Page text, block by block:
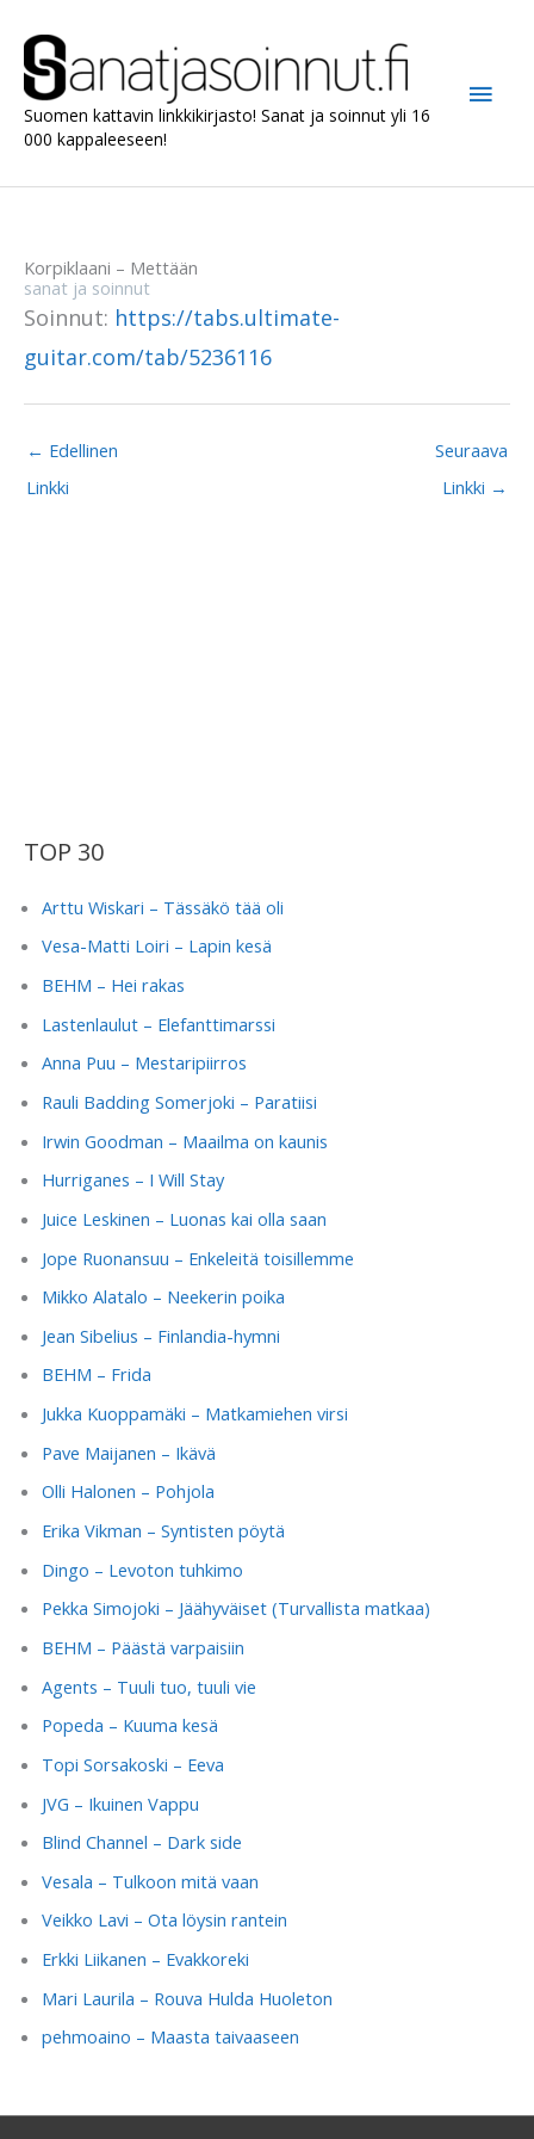
sisältöön
Suomen kattavin linkkikirjasto! Sanat ja soinnut yli 16
000 kappaleeseen!
Korpiklaani – Mettään
sanat ja soinnut
Soinnut: https://tabs.ultimate-
guitar.com/tab/5236116
← Edellinen
Linkki
Seuraava
Linkki →
TOP 30
Arttu Wiskari – Tässäkö tää oli
Vesa-Matti Loiri – Lapin kesä
BEHM – Hei rakas
Lastenlaulut – Elefanttimarssi
Anna Puu – Mestaripiirros
Rauli Badding Somerjoki – Paratiisi
Irwin Goodman – Maailma on kaunis
Hurriganes – I Will Stay
Juice Leskinen – Luonas kai olla saan
Jope Ruonansuu – Enkeleitä toisillemme
Mikko Alatalo – Neekerin poika
Jean Sibelius – Finlandia-hymni
BEHM – Frida
Jukka Kuoppamäki – Matkamiehen virsi
Pave Maijanen – Ikävä
Olli Halonen – Pohjola
Erika Vikman – Syntisten pöytä
Dingo – Levoton tuhkimo
Pekka Simojoki – Jäähyväiset (Turvallista matkaa)
BEHM – Päästä varpaisiin
Agents – Tuuli tuo, tuuli vie
Popeda – Kuuma kesä
Topi Sorsakoski – Eeva
JVG – Ikuinen Vappu
Blind Channel – Dark side
Vesala – Tulkoon mitä vaan
Veikko Lavi – Ota löysin rantein
Erkki Liikanen – Evakkoreki
Mari Laurila – Rouva Hulda Huoleton
pehmoaino – Maasta taivaaseen